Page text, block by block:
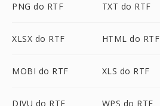
PNG do RTF TXT do RTF
XLSX do RTF HTML do RTF
MOBI do RTF XLS do RTF
DJVU do RTF WPS do RTF